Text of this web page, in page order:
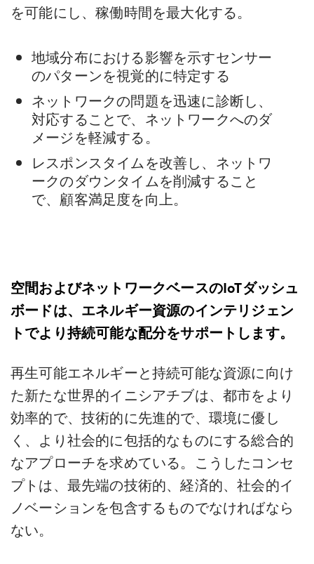
を可能にし、稼働時間を最大化する。
地域分布における影響を示すセンサー
のパターンを視覚的に特定する
ネットワークの問題を迅速に診断し、
対応することで、ネットワークへのダ
メージを軽減する。
レスポンスタイムを改善し、ネットワ
ークのダウンタイムを削減すること
で、顧客満足度を向上。
空間およびネットワークベースのIoTダッシュ
ボードは、エネルギー資源のインテリジェン
トでより持続可能な配分をサポートします。
再生可能エネルギーと持続可能な資源に向け
た新たな世界的イニシアチブは、都市をより
効率的で、技術的に先進的で、環境に優し
く、より社会的に包括的なものにする総合的
なアプローチを求めている。こうしたコンセ
プトは、最先端の技術的、経済的、社会的イ
ノベーションを包含するものでなければなら
ない。